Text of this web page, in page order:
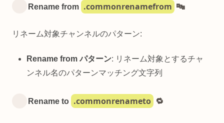
Rename from .commonrenamefrom 🔤
リネーム対象チャンネルのパターン:
Rename from パターン: リネーム対象とするチャ
ンネル名のパターンマッチング文字列
Rename to .commonrenameto 🔁